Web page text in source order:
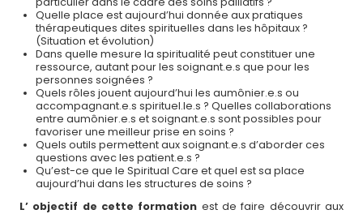
Quelle place est aujourd’hui donnée aux pratiques
thérapeutiques dites spirituelles dans les hôpitaux ?
(Situation et évolution)
Dans quelle mesure la spiritualité peut constituer une
ressource, autant pour les soignant.e.s que pour les
personnes soignées ?
Quels rôles jouent aujourd’hui les aumônier.e.s ou
accompagnant.e.s spirituel.le.s ? Quelles collaborations
entre aumônier.e.s et soignant.e.s sont possibles pour
favoriser une meilleur prise en soins ?
Quels outils permettent aux soignant.e.s d’aborder ces
questions avec les patient.e.s ?
Qu’est-ce que le Spiritual Care et quel est sa place
aujourd’hui dans les structures de soins ?
L’ objectif de cette formation est de faire découvrir aux